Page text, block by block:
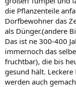
die Pflanzenteile
Dorfbewohner das
als Dünger.(andere
Das ist ne 300-400
immernoch das
fruchtbar), die bis
gesund hält.
werden auch